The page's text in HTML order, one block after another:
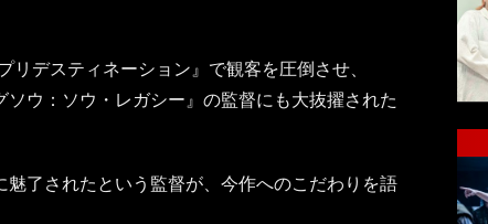
リデスティネーション』で観客を圧倒させ、
ソウ：ソウ・レガシー』の監督にも大抜擢された
魅了されたという監督が、今作へのこだわりを語